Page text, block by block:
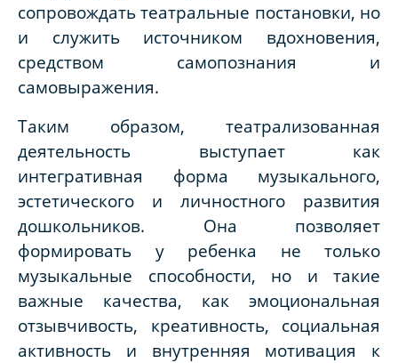
сопровождать театральные постановки, но
и служить источником вдохновения,
средством самопознания и
самовыражения.
Таким образом, театрализованная
деятельность выступает как
интегративная форма музыкального,
эстетического и личностного развития
дошкольников. Она позволяет
формировать у ребенка не только
музыкальные способности, но и такие
важные качества, как эмоциональная
отзывчивость, креативность, социальная
активность и внутренняя мотивация к